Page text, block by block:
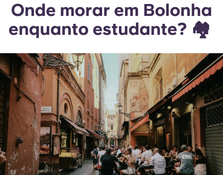
Onde morar em Bolonha
enquanto estudante? 🏘️